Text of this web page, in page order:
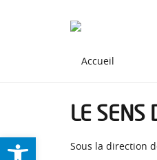
LE SENS
Sous la direction
Ouvrir la barre d’outils